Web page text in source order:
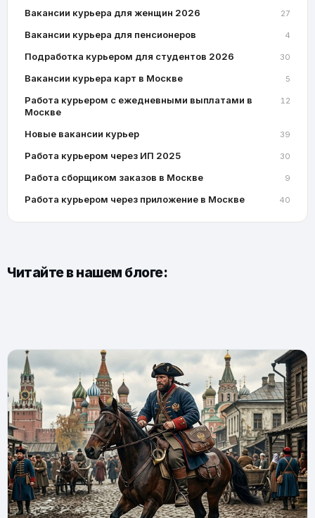
Вакансии курьера для женщин 2026 27
Вакансии курьера для пенсионеров 4
Подработка курьером для студентов 2026 30
Вакансии курьера карт в Москве 5
Работа курьером с ежедневными выплатами в
Москве
12
Новые вакансии курьер 39
Работа курьером через ИП 2025 30
Работа сборщиком заказов в Москве 9
Работа курьером через приложение в Москве 40
Читайте в нашем блоге: